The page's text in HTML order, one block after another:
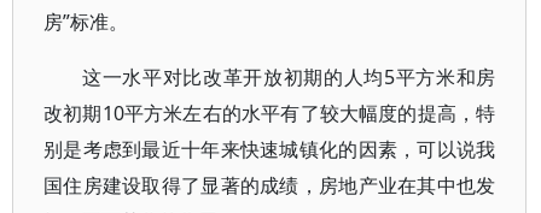
房”标准。
这一水平对比改革开放初期的人均5平方米和房
改初期10平方米左右的水平有了较大幅度的提高，特
别是考虑到最近十年来快速城镇化的因素，可以说我
国住房建设取得了显著的成绩，房地产业在其中也发